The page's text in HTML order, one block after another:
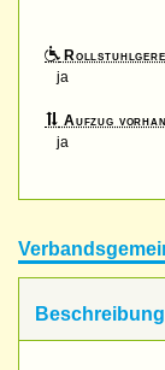
ja
Aufzug
ja
Beschreibung